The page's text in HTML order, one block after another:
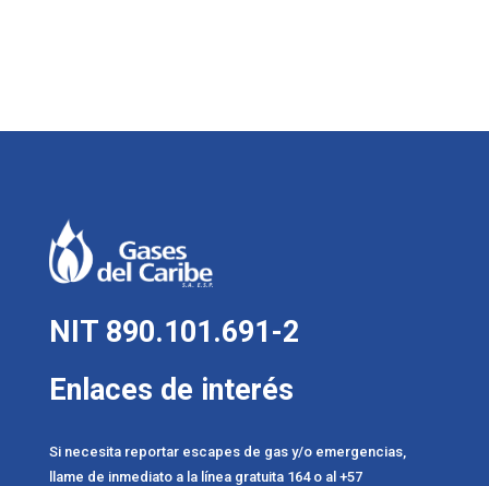
NIT 890.101.691-2
Enlaces de interés
Si necesita reportar escapes de gas y/o emergencias,
llame de inmediato a la línea gratuita 164 o al +57